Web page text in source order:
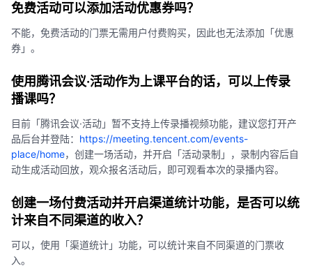
免费活动可以添加活动优惠券吗？
不能，免费活动的门票无需用户付费购买，因此也无法添加「优惠
券」。
使用腾讯会议·活动作为上课平台的话，可以上传录
播课吗？
目前「腾讯会议·活动」暂不支持上传录播视频功能，建议您打开产
品后台并登陆： https://meeting.tencent.com/events-
place/home，创建一场活动，并开启「活动录制」，录制内容后自
动生成活动回放，观众报名活动后，即可观看本次的录播内容。
创建一场付费活动并开启渠道统计功能，是否可以统
计来自不同渠道的收入？
可以，使用「渠道统计」功能，可以统计来自不同渠道的门票收
入。